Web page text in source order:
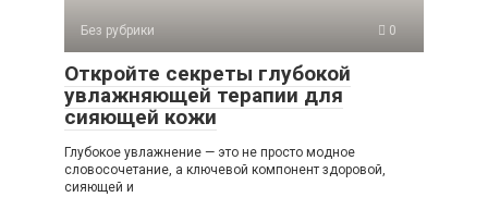
Без рубрики 0
Откройте секреты глубокой
увлажняющей терапии для
сияющей кожи
Глубокое увлажнение — это не просто модное
словосочетание, а ключевой компонент здоровой,
сияющей и